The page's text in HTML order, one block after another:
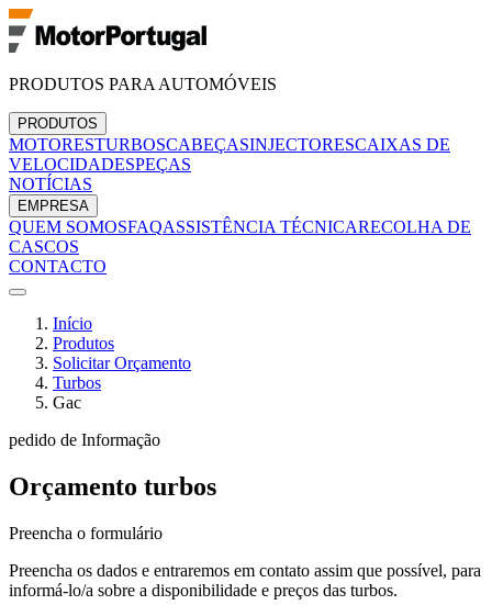
PRODUTOS PARA AUTOMÓVEIS
PRODUTOS
MOTORESTURBOSCABEÇASINJECTORESCAIXAS DE
VELOCIDADESPEÇAS
NOTÍCIAS
EMPRESA
QUEM SOMOSFAQASSISTÊNCIA TÉCNICARECOLHA DE
CASCOS
CONTACTO
Início
Produtos
Solicitar Orçamento
Turbos
Gac
pedido de Informação
Orçamento turbos
Preencha o formulário
Preencha os dados e entraremos em contato assim que possível, para
informá-lo/a sobre a disponibilidade e preços das turbos.